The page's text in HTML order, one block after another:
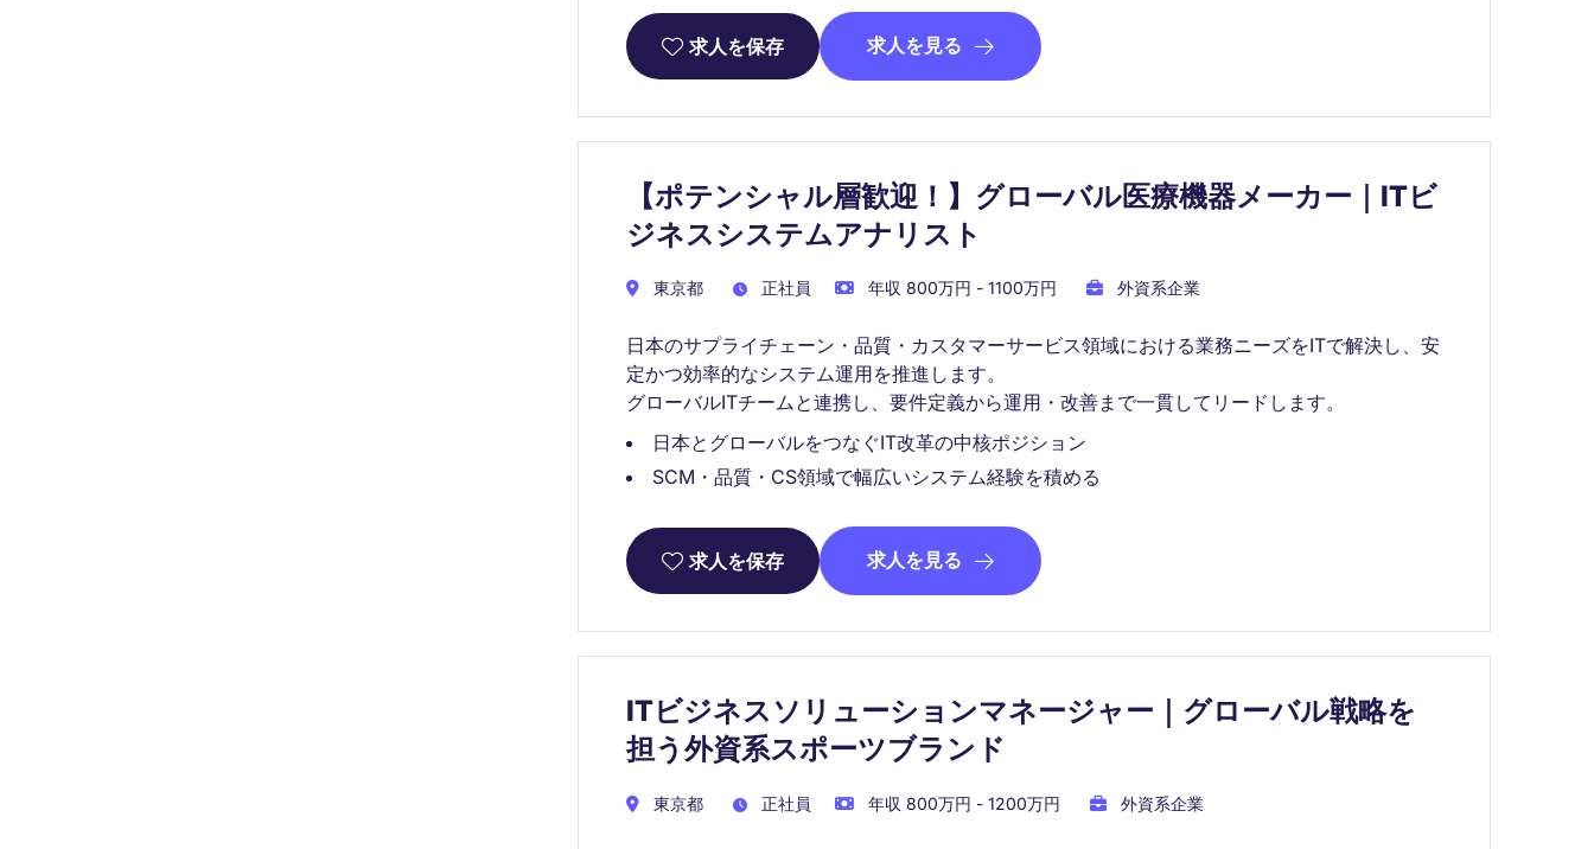
求人を保存 求人を見る
【ポテンシャル層歓迎！】グローバル医療機器メーカー｜ITビ
ジネスシステムアナリスト
東京都 正社員 年収 800万円 - 1100万円 外資系企業
日本のサプライチェーン・品質・カスタマーサービス領域における業務ニーズをITで解決し、安
定かつ効率的なシステム運用を推進します。
グローバルITチームと連携し、要件定義から運用・改善まで一貫してリードします。
日本とグローバルをつなぐIT改革の中核ポジション
SCM・品質・CS領域で幅広いシステム経験を積める
求人を保存 求人を見る
ITビジネスソリューションマネージャー｜グローバル戦略を
担う外資系スポーツブランド
東京都 正社員 年収 800万円 - 1200万円 外資系企業